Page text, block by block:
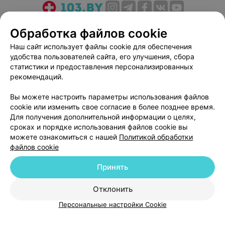
Медицинский маркетинг
Публичный договор
Пользовательское соглашение
Способы оплаты
Вакансии
Партнеры
Написать руководителю 103.by
Персональные настройки cookie
Обработка персональных данных
© 2026 ООО «Артокс Лаб», УНП 191700409| 220012, Республика Беларусь,
г. Минск, улица Толбухина, 2, пом. 16 | help@103.by
Обработка файлов cookie
Наш сайт использует файлы cookie для обеспечения
удобства пользователей сайта, его улучшения, сбора
статистики и предоставления персонализированных
рекомендаций.
Вы можете настроить параметры использования файлов
cookie или изменить свое согласие в более позднее время.
Для получения дополнительной информации о целях,
сроках и порядке использования файлов cookie вы
можете ознакомиться с нашей Политикой обработки
файлов cookie
Отклонить
Принять
Персональные настройки Cookie